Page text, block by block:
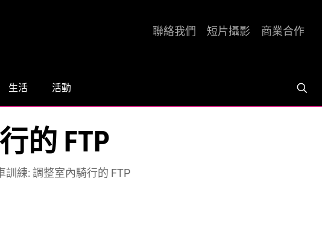
生活 活動
聯絡我們 短片攝影 商業合作
的 FTP
訓練: 調整室內騎行的 FTP